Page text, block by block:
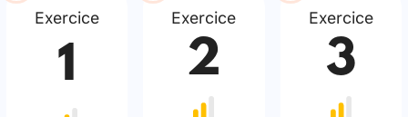
Exercice
1
Exercice
2
Exercice
3